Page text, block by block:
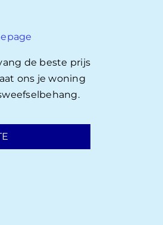
de beste prijs
ons je woning